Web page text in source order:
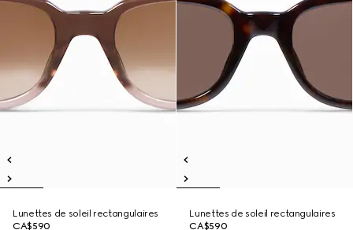
Lunettes de soleil rectangulaires
CA$590
Lunettes de soleil rectangulaires
CA$590